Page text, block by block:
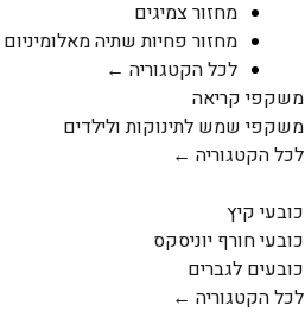
מחזור צמיגים
מחזור פחיות שתיה מאלומיניום
לכל הקטגוריה ←
משקפי קריאה
משקפי שמש לתינוקות ולילדים
לכל הקטגוריה ←
כובעי קיץ
כובעי חורף יוניסקס
כובעים לגברים
לכל הקטגוריה ←